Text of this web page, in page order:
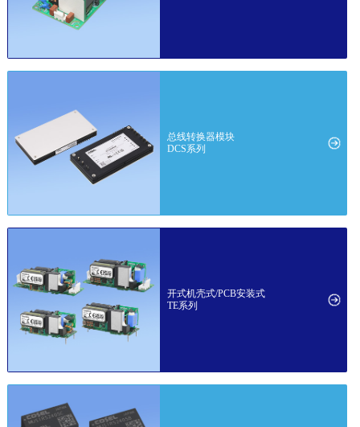
总线转换器模块
DCS系列
开式机壳式/PCB安装式
TE系列